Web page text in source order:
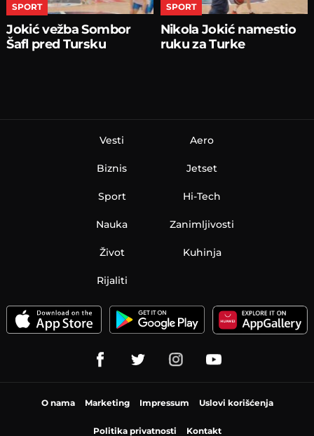
SPORT
Jokić vežba Sombor
Šafl pred Tursku
SPORT
Nikola Jokić namestio
ruku za Turke
Vesti
Biznis
Sport
Nauka
Aero
Jetset
Hi-Tech
Zanimljivosti
Život Kuhinja
Rijaliti
O nama Marketing Impressum Uslovi korišćenja
Politika privatnosti Kontakt